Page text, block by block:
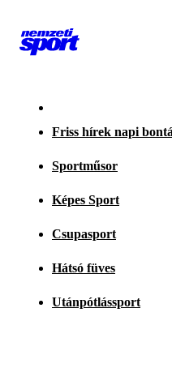
Friss hírek napi
Sportműsor
Képes Sport
Csupasport
Hátsó füves
Utánpótlássport